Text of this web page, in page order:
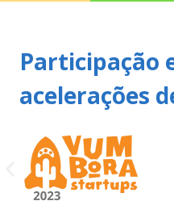
Participação
acelerações